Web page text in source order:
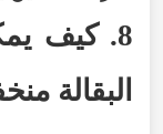
8. كيف
البقالة